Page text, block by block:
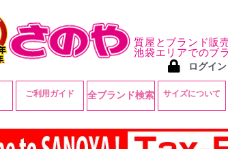
質屋とブランド販
池袋エリアでのブ
ログイン
ご利用ガイド 全ブランド検索 サイズについて